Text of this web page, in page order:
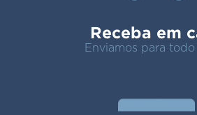
Receba em
Enviamos para todo